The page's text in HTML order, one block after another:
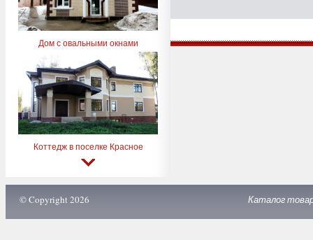
Дом с овальными окнами
Коттедж в поселке Красное
© Copyright 2026 Каталог